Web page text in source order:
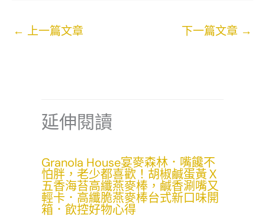
← 上一篇文章 下一篇文章 →
延伸閱讀
Granola House宴麥森林．嘴饞不
怕胖，老少都喜歡！胡椒鹹蛋黃Ｘ
五香海苔高纖燕麥棒，鹹香涮嘴又
輕卡．高纖脆燕麥棒台式新口味開
箱．飲控好物心得